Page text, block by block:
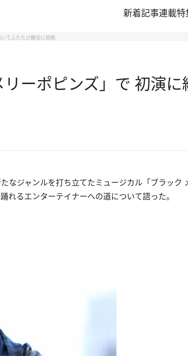
新着記事連載特
てふたたび難役に挑戦
ーポピンズ」で 初演
なジャンルを打ち立てたミュージカル「ブラック
れるエンターテイナーへの道について語った。